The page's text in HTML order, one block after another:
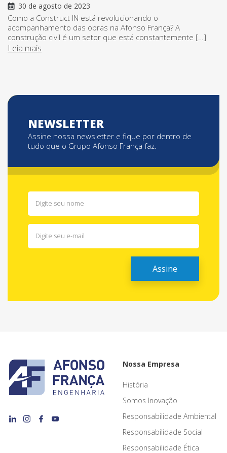
30 de agosto de 2023
Como a Construct IN está revolucionando o
acompanhamento das obras na Afonso França? A
construção civil é um setor que está constantemente […]
Leia mais
NEWSLETTER
Assine nossa newsletter e fique por dentro de
tudo que o Grupo Afonso França faz.
Nossa Empresa
História
Somos Inovação
Responsabilidade Ambiental
Responsabilidade Social
Responsabilidade Ética